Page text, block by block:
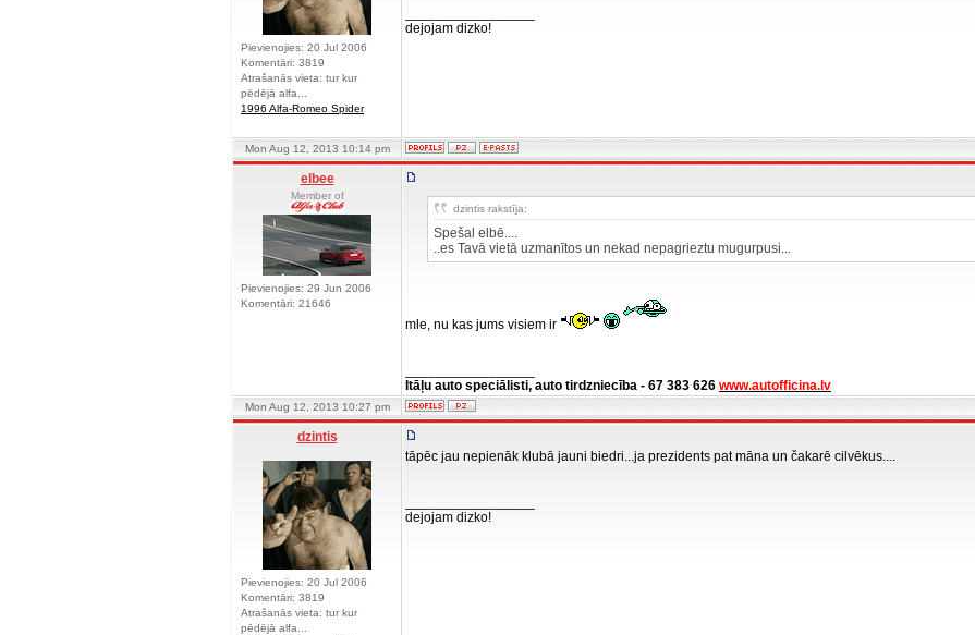
Pievienojies: 20 Jul 2006
Komentāri: 3819
Atrašanās vieta: tur kur
pēdējā alfa...
1996 Alfa-Romeo Spider
dejojam dizko!
Mon Aug 12, 2013 10:14 pm
elbee
Member of
Pievienojies: 29 Jun 2006
Komentāri: 21646
dzintis rakstīja:
Spešal elbē....
..es Tavā vietā uzmanītos un nekad nepagrieztu mugurpusi...
mle, nu kas jums visiem ir
Itāļu auto speciālisti, auto tirdzniecība - 67 383 626 www.autofficina.lv
Mon Aug 12, 2013 10:27 pm
dzintis
Pievienojies: 20 Jul 2006
Komentāri: 3819
Atrašanās vieta: tur kur
pēdējā alfa...
tāpēc jau nepienāk klubā jauni biedri...ja prezidents pat māna un čakarē cilvēkus....
dejojam dizko!